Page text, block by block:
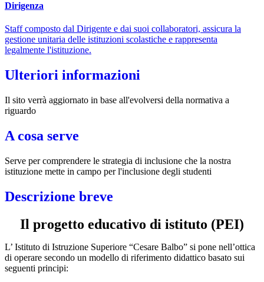
Dirigenza
Staff composto dal Dirigente e dai suoi collaboratori, assicura la
gestione unitaria delle istituzioni scolastiche e rappresenta
legalmente l'istituzione.
Ulteriori informazioni
Il sito verrà aggiornato in base all'evolversi della normativa a
riguardo
A cosa serve
Serve per comprendere le strategia di inclusione che la nostra
istituzione mette in campo per l'inclusione degli studenti
Descrizione breve
Il progetto educativo di istituto (PEI)
L’ Istituto di Istruzione Superiore “Cesare Balbo” si pone nell’ottica
di operare secondo un modello di riferimento didattico basato sui
seguenti principi: